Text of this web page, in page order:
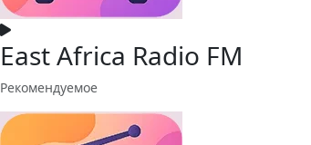
East Africa Radio FM
Рекомендуемое